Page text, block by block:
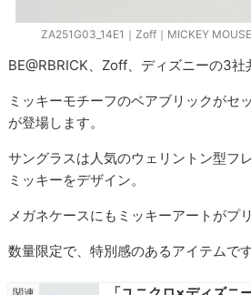
ZA251G03_14E1｜Zoff｜MICKEY
BE@RBRICK、Zoff、ディズニーの3社
ミッキーモチーフのベアブリックがセ
が登場します。
サングラスは人気のウェリントン型フ
ミッキーをデザイン。
メガネケースにもミッキーアートがプ
数量限定で、特別感のあるアイテムです